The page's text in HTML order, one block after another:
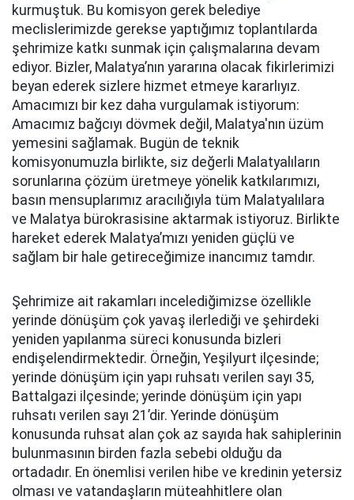
kurmuştuk. Bu komisyon gerek belediye
meclislerimizde gerekse yaptığımız toplantılarda
şehrimize katkı sunmak için çalışmalarına devam
ediyor. Bizler, Malatya’nın yararına olacak fikirlerimizi
beyan ederek sizlere hizmet etmeye kararlıyız.
Amacımızı bir kez daha vurgulamak istiyorum:
Amacımız bağcıyı dövmek değil, Malatya'nın üzüm
yemesini sağlamak. Bugün de teknik
komisyonumuzla birlikte, siz değerli Malatyalıların
sorunlarına çözüm üretmeye yönelik katkılarımızı,
basın mensuplarımız aracılığıyla tüm Malatyalılara
ve Malatya bürokrasisine aktarmak istiyoruz. Birlikte
hareket ederek Malatya’mızı yeniden güçlü ve
sağlam bir hale getireceğimize inancımız tamdır.
Şehrimize ait rakamları incelediğimizse özellikle
yerinde dönüşüm çok yavaş ilerlediği ve şehirdeki
yeniden yapılanma süreci konusunda bizleri
endişelendirmektedir. Örneğin, Yeşilyurt ilçesinde;
yerinde dönüşüm için yapı ruhsatı verilen sayı 35,
Battalgazi ilçesinde; yerinde dönüşüm için yapı
ruhsatı verilen sayı 21’dir. Yerinde dönüşüm
konusunda ruhsat alan çok az sayıda hak sahiplerinin
bulunmasının birden fazla sebebi olduğu da
ortadadır. En önemlisi verilen hibe ve kredinin yetersiz
olması ve vatandaşların müteahhitlere olan